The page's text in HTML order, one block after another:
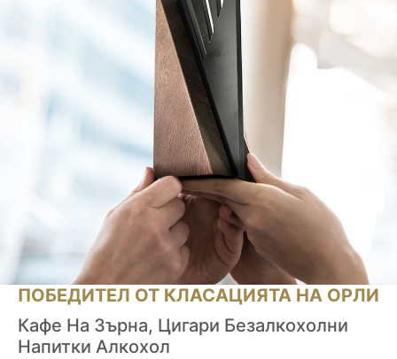
ПОБЕДИТЕЛ ОТ КЛАСАЦИЯТА НА ОРЛИ
Кафе На Зърна, Цигари Безалкохолни
Напитки Алкохол